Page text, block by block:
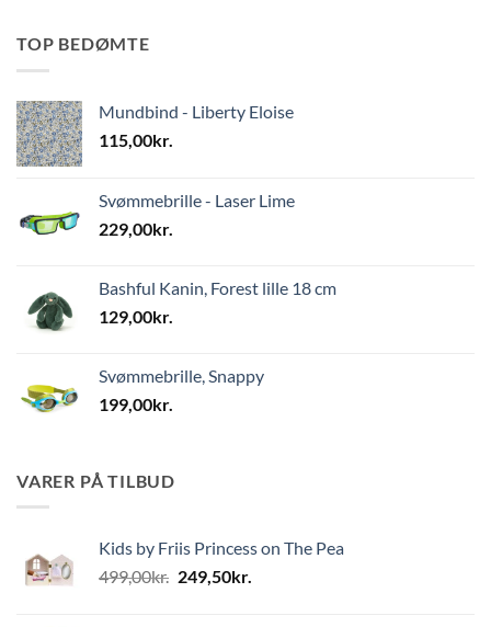
TOP BEDØMTE
Mundbind - Liberty Eloise
115,00kr.
Svømmebrille - Laser Lime
229,00kr.
Bashful Kanin, Forest lille 18 cm
129,00kr.
Svømmebrille, Snappy
199,00kr.
VARER PÅ TILBUD
Kids by Friis Princess on The Pea
499,00kr. Den
249,50kr.